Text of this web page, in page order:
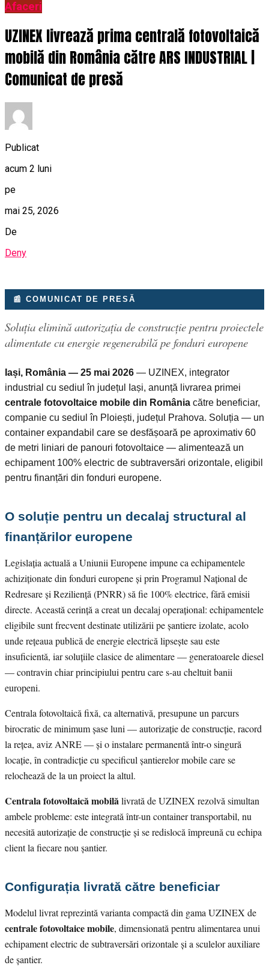
Afaceri
UZINEX livrează prima centrală fotovoltaică
mobilă din România către ARS INDUSTRIAL |
Comunicat de presă
Publicat
acum 2 luni
pe
mai 25, 2026
De
Deny
📰 COMUNICAT DE PRESĂ
Soluția elimină autorizația de construcție pentru proiectele
alimentate cu energie regenerabilă pe fonduri europene
Iași, România — 25 mai 2026 — UZINEX, integrator
industrial cu sediul în județul Iași, anunță livrarea primei
centrale fotovoltaice mobile din România către beneficiar,
companie cu sediul în Ploiești, județul Prahova. Soluția — un
container expandabil care se desfășoară pe aproximativ 60
de metri liniari de panouri fotovoltaice — alimentează un
echipament 100% electric de subtraversări orizontale, eligibil
pentru finanțări din fonduri europene.
O soluție pentru un decalaj structural al
finanțărilor europene
Legislația actuală a Uniunii Europene impune ca echipamentele
achiziționate din fonduri europene și prin Programul Național de
Redresare și Reziliență (PNRR) să fie 100% electrice, fără emisii
directe. Această cerință a creat un decalaj operațional: echipamentele
eligibile sunt frecvent destinate utilizării pe șantiere izolate, acolo
unde rețeaua publică de energie electrică lipsește sau este
insuficientă, iar soluțiile clasice de alimentare — generatoarele diesel
— contravin chiar principiului pentru care s-au cheltuit banii
europeni.
Centrala fotovoltaică fixă, ca alternativă, presupune un parcurs
birocratic de minimum șase luni — autorizație de construcție, racord
la rețea, aviz ANRE — și o instalare permanentă într-o singură
locație, în contradicție cu specificul șantierelor mobile care se
relochează de la un proiect la altul.
Centrala fotovoltaică mobilălivrată de UZINEX rezolvă simultan
ambele probleme: este integrată într-un container transportabil, nu
necesită autorizație de construcție și se redislocă împreună cu echipa
client la fiecare nou șantier.
Configurația livrată către beneficiar
Modelul livrat reprezintă varianta compactă din gama UZINEX de
centrale fotovoltaice mobile, dimensionată pentru alimentarea unui
echipament electric de subtraversări orizontale și a sculelor auxiliare
de șantier.